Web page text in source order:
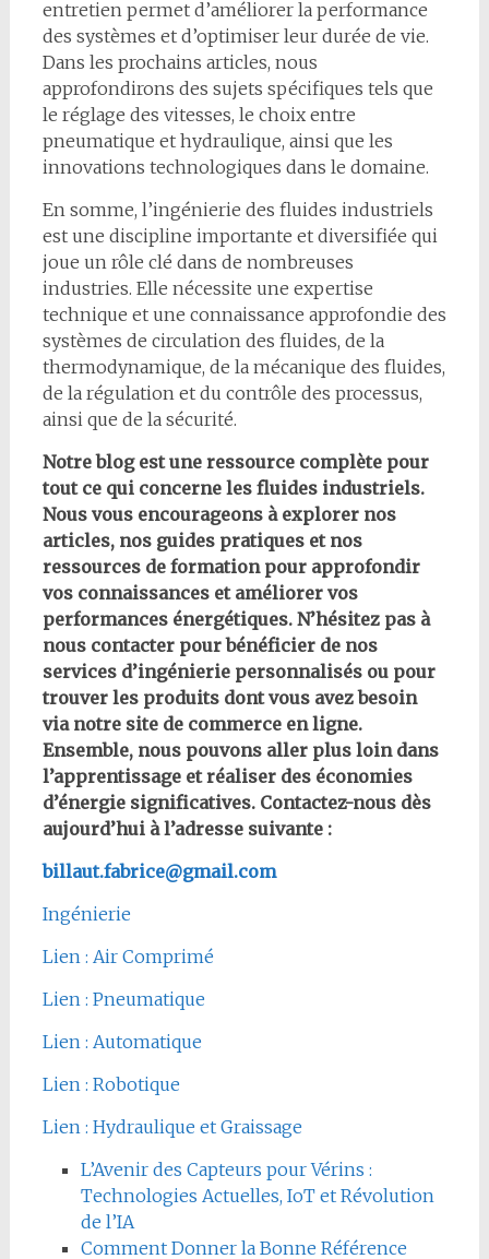
entretien permet d’améliorer la performance
des systèmes et d’optimiser leur durée de vie.
Dans les prochains articles, nous
approfondirons des sujets spécifiques tels que
le réglage des vitesses, le choix entre
pneumatique et hydraulique, ainsi que les
innovations technologiques dans le domaine.
En somme, l’ingénierie des fluides industriels
est une discipline importante et diversifiée qui
joue un rôle clé dans de nombreuses
industries. Elle nécessite une expertise
technique et une connaissance approfondie des
systèmes de circulation des fluides, de la
thermodynamique, de la mécanique des fluides,
de la régulation et du contrôle des processus,
ainsi que de la sécurité.
Notre blog est une ressource complète pour
tout ce qui concerne les fluides industriels.
Nous vous encourageons à explorer nos
articles, nos guides pratiques et nos
ressources de formation pour approfondir
vos connaissances et améliorer vos
performances énergétiques. N’hésitez pas à
nous contacter pour bénéficier de nos
services d’ingénierie personnalisés ou pour
trouver les produits dont vous avez besoin
via notre site de commerce en ligne.
Ensemble, nous pouvons aller plus loin dans
l’apprentissage et réaliser des économies
d’énergie significatives. Contactez-nous dès
aujourd’hui à l’adresse suivante :
billaut.fabrice@gmail.com
Ingénierie
Lien : Air Comprimé
Lien : Pneumatique
Lien : Automatique
Lien : Robotique
Lien : Hydraulique et Graissage
L’Avenir des Capteurs pour Vérins :
Technologies Actuelles, IoT et Révolution
de l’IA
Comment Donner la Bonne Référence